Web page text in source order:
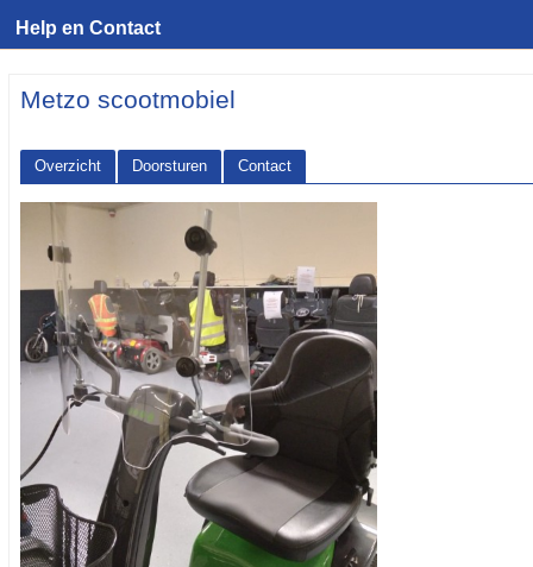
Help en Contact
Metzo scootmobiel
Overzicht Doorsturen
Contact
<< Terug naar het advertentie overzicht